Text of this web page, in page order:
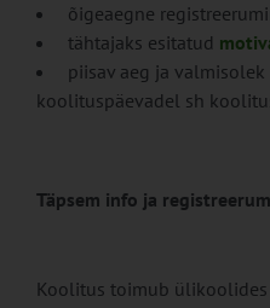
õigeaegne
tähtajaks esitatud
piisav aeg ja
koolituspäevadel sh
Täpsem info ja
Koolitus toimub